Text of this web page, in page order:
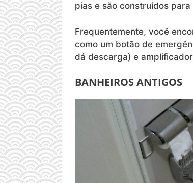
pias e são construídos
Frequentemente, você
como um botão de
dá descarga) e
BANHEIROS ANTIGOS